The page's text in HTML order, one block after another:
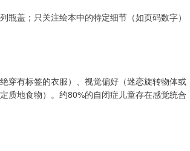
盖；只关注绘本中的特定细节（如页码数字）
穿有标签的衣服）、视觉偏好（迷恋旋转物体或
质地食物）。约80%的自闭症儿童存在感觉统合